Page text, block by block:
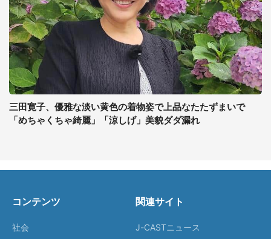
三田寛子、優雅な淡い黄色の着物姿で上品なたたずまいで
「めちゃくちゃ綺麗」「涼しげ」美貌ダダ漏れ
コンテンツ
社会
関連サイト
J-CASTニュース